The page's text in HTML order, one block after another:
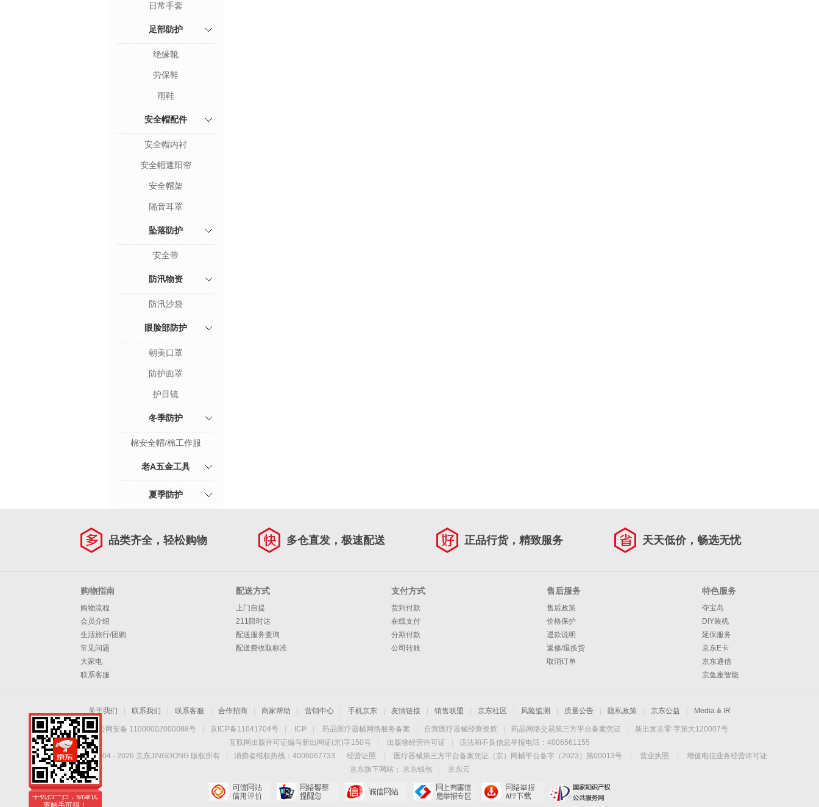
日常手套
足部防护
绝缘靴
劳保鞋
雨鞋
安全帽配件
安全帽内衬
安全帽遮阳帘
安全帽架
隔音耳罩
坠落防护
安全带
防汛物资
防汛沙袋
眼脸部防护
朝美口罩
防护面罩
护目镜
冬季防护
棉安全帽/棉工作服
老A五金工具
夏季防护
品类齐全，轻松购物 多仓直发，极速配送 正品行货，精致服务 天天低价，畅选无忧
购物指南
购物流程
会员介绍
生活旅行/团购
常见问题
大家电
联系客服
配送方式
上门自提
211限时达
配送服务查询
配送费收取标准
支付方式
货到付款
在线支付
分期付款
公司转账
售后服务
售后政策
价格保护
退款说明
返修/退换货
取消订单
特色服务
夺宝岛
DIY装机
延保服务
京东E卡
京东通信
京鱼座智能
关于我们 联系我们 联系客服 合作招商 商家帮助 营销中心 手机京东 友情链接 销售联盟 京东社区 风险监测 质量公告 隐私政策 京东公益 Media & IR
京公网安备 11000002000088号 京ICP备11041704号 ICP 药品医疗器械网络服务备案 自营医疗器械经营资质 药品网络交易第三方平台备案凭证
新出发京零 字第大120007号
互联网出版许可证编号新出网证(京)字150号
出版物经营许可证
违法和不良信息举报电话：4006561155
Copyright © 2004 - 2026 京东JINGDONG 版权所有 消费者维权热线：4006067733 经营证照 医疗器械第三方平台备案凭证（京）网械平台备字（2023）第00013号 营业执照
增值电信业务经营许可证
京东旗下网站：
京东钱包
京东云
手机扫一扫，劲爆优
惠触手可得！
手机扫一扫，劲爆优